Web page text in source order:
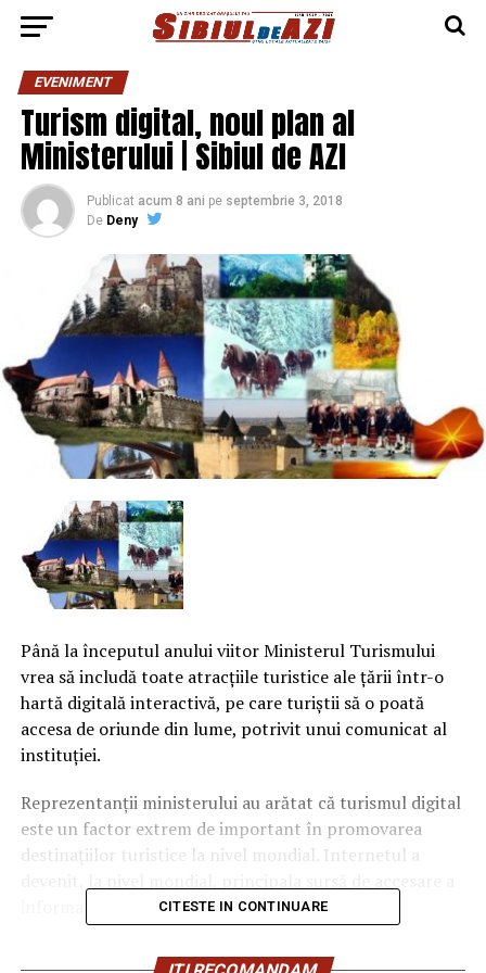
EVENIMENT
Turism digital, noul plan al
Ministerului | Sibiul de AZI
Publicat acum 8 ani pe septembrie 3, 2018
De Deny
Până la începutul anului viitor Ministerul Turismului
vrea să includă toate atracţiile turistice ale ţării într-o
hartă digitală interactivă, pe care turiştii să o poată
accesa de oriunde din lume, potrivit unui comunicat al
instituţiei.
Reprezentanţii ministerului au arătat că turismul digital
este un factor extrem de important în promovarea
destinaţiilor turistice la nivel mondial. Internetul a
informaţiilor şi de planificare a călătoriilor.
„Pentru a deveni competitivi pe acest sector, Ministerul
CITESTE IN CONTINUARE